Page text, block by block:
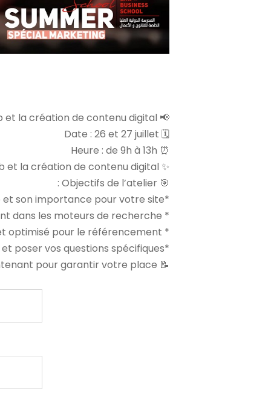
📢 Workshop sur le référencement web et la création de contenu digital
🗓️ Date : 26 et 27 juillet
⏰ Heure : de 9h à 13h
✨ Rejoignez-nous pour un atelier dynamique sur le référencement web et la création de contenu digital ! 🚀
🎯 Objectifs de l’atelier :
*Comprendre les bases du référencement web et son importance pour votre site.
* Apprendre des techniques avancées pour améliorer votre classement dans les moteurs de recherche.
* Découvrir les meilleures pratiques de création de contenu engageant et optimisé pour le référencement.
*Échanger avec des experts du domaine et poser vos questions spécifiques.
📝 Inscrivez-vous dès maintenant pour garantir votre place !